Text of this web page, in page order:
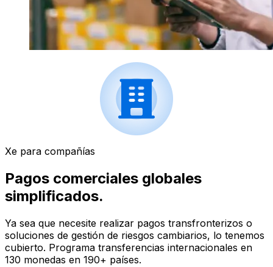
Xe para compañías
Pagos comerciales globales
simplificados.
Ya sea que necesite realizar pagos transfronterizos o
soluciones de gestión de riesgos cambiarios, lo tenemos
cubierto. Programa transferencias internacionales en
130 monedas en 190+ países.